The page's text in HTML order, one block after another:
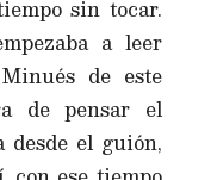
sin tocar.
a leer
de este
de pensar el
desde el guión,